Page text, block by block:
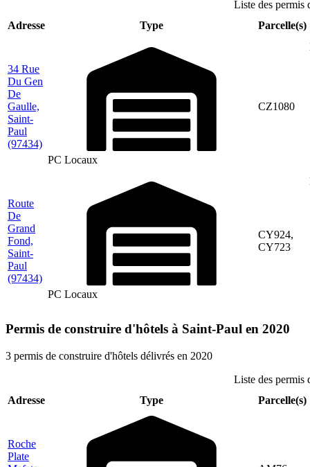
Liste des permis
Adresse
Type Parcelle(s)
34 Rue
Du Gen
De
Gaulle,
Saint-
Paul
(97434)
PC Locaux
CZ1080
Route
De
Grand
Fond,
Saint-
Paul
(97434)
PC Locaux
CY924,
CY723
Permis de construire d'hôtels à Saint-Paul en 2020
3 permis de construire d'hôtels délivrés en 2020
Liste des permis
Adresse
Type Parcelle(s)
Roche
Plate